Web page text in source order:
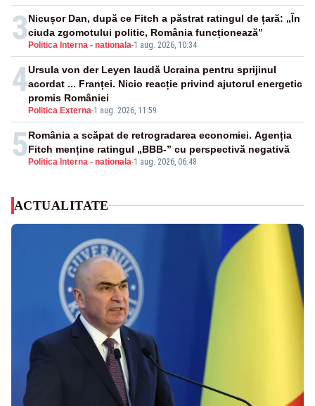
3 Politica Interna - nationala-1 aug. 2026, 10:34
Nicușor Dan, după ce Fitch a păstrat ratingul de țară: „În
ciuda zgomotului politic, România funcționează”
4
Politica Externa-1 aug. 2026, 11:59
Ursula von der Leyen laudă Ucraina pentru sprijinul
acordat ... Franței. Nicio reacție privind ajutorul energetic
promis României
5 Politica Interna - nationala-1 aug. 2026, 06:48
România a scăpat de retrogradarea economiei. Agenția
Fitch menține ratingul „BBB-” cu perspectivă negativă
ACTUALITATE